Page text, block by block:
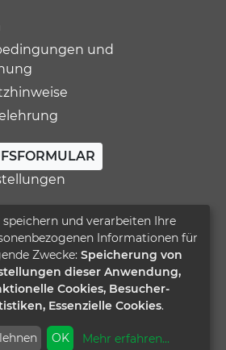
und
und verarbeiten Ihre
Informationen für
Zwecke: Speicherung von
dieser Anwendung,
Cookies, Besucher-
Essenzielle Cookies.
OK Mehr erfahren...